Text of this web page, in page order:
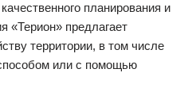
планирования и
«Терион» предлагает
территории, в том числе
или с помощью